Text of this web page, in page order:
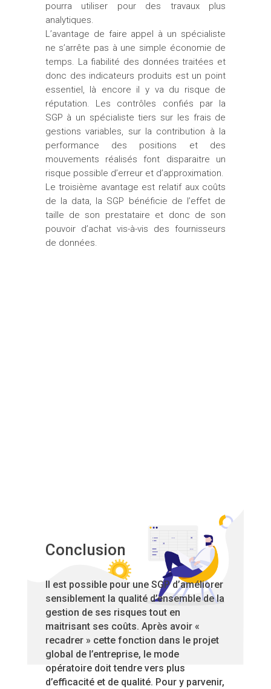
pourra utiliser pour des travaux plus
analytiques.
L’avantage de faire appel à un spécialiste
ne s’arrête pas à une simple économie de
temps. La fiabilité des données traitées et
donc des indicateurs produits est un point
essentiel, là encore il y va du risque de
réputation. Les contrôles confiés par la
SGP à un spécialiste tiers sur les frais de
gestions variables, sur la contribution à la
performance des positions et des
mouvements réalisés font disparaitre un
risque possible d’erreur et d’approximation.
Le troisième avantage est relatif aux coûts
de la data, la SGP bénéficie de l’effet de
taille de son prestataire et donc de son
pouvoir d’achat vis-à-vis des fournisseurs
de données.
Conclusion
Il est possible pour une SGP d’améliorer
sensiblement la qualité d’ensemble de la
gestion de ses risques tout en
maitrisant ses coûts. Après avoir «
recadrer » cette fonction dans le projet
global de l’entreprise, le mode
opératoire doit tendre vers plus
d’efficacité et de qualité. Pour y parvenir,